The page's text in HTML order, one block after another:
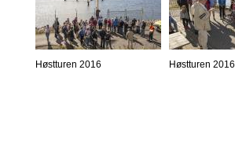
Høstturen 2016
Høstturen 2016